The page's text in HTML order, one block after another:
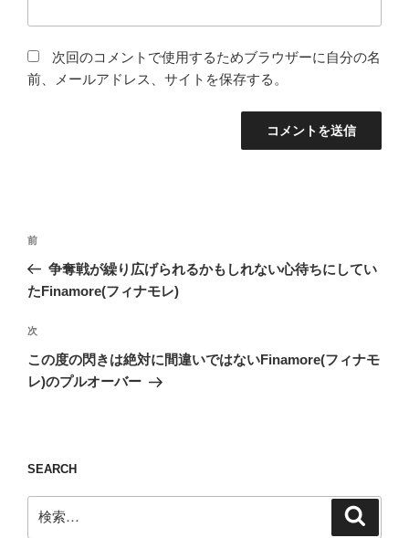
次回のコメントで使用するためブラウザーに自分の名
前、メールアドレス、サイトを保存する。
投
ナ
ゲ
ー
シ
前
の
投
前
争奪戦が繰り広げられるかもしれない心待ちにしてい
たFinamore(フィナモレ)
次
の
投
次
この度の閃きは絶対に間違いではないFinamore(フィナモ
レ)のプルオーバー
SEARCH
索: